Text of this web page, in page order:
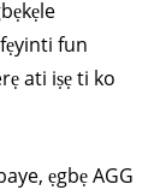
fun
ati iṣẹ ti ko
ẹgbẹ AGG